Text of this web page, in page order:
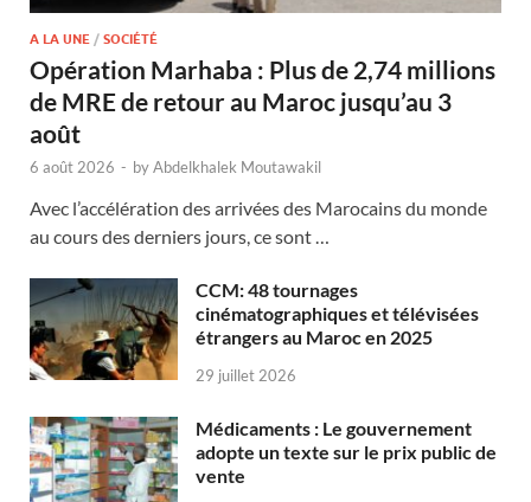
A LA UNE / SOCIÉTÉ
Opération Marhaba : Plus de 2,74 millions
de MRE de retour au Maroc jusqu’au 3
août
6 août 2026 - byAbdelkhalek Moutawakil
Avec l’accélération des arrivées des Marocains du monde
au cours des derniers jours, ce sont …
CCM: 48 tournages
cinématographiques et télévisées
étrangers au Maroc en 2025
29 juillet 2026
Médicaments : Le gouvernement
adopte un texte sur le prix public de
vente